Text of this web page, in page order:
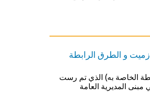
و الطرق الرابطة
الخاصة به) الذي تم رست
مجموعة شركات "نورول، أوز آلتين، ماكيول، أستالدي يوكسل و قوجاي" بتاريخ 27/09/2010 في مبنى المديرية العامة